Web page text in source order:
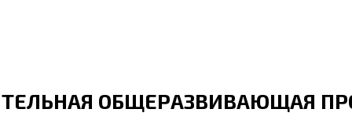
ОБЩЕРАЗВИВАЮЩАЯ